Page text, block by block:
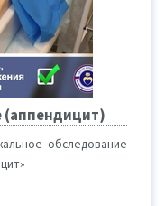
(аппендицит)
обследование